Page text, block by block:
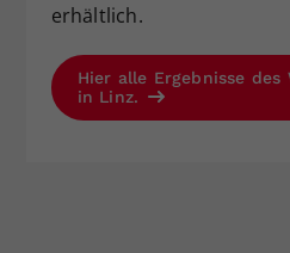
erhältlich.
Hier alle Ergebnisse des
in Linz.